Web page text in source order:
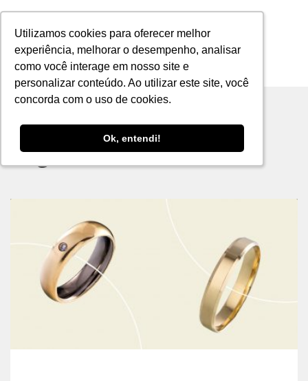
Utilizamos cookies para oferecer melhor
experiência, melhorar o desempenho, analisar
como você interage em nosso site e
personalizar conteúdo. Ao utilizar este site, você
concorda com o uso de cookies.
Ok, entendi!
Utilizamos cookies para oferecer melhor
experiência, melhorar o desempenho, analisar
como você interage em nosso site e
personalizar conteúdo. Ao utilizar este site, você
concorda com o uso de cookies.
Ok, entendi!
MENU
Tag archive: casamento